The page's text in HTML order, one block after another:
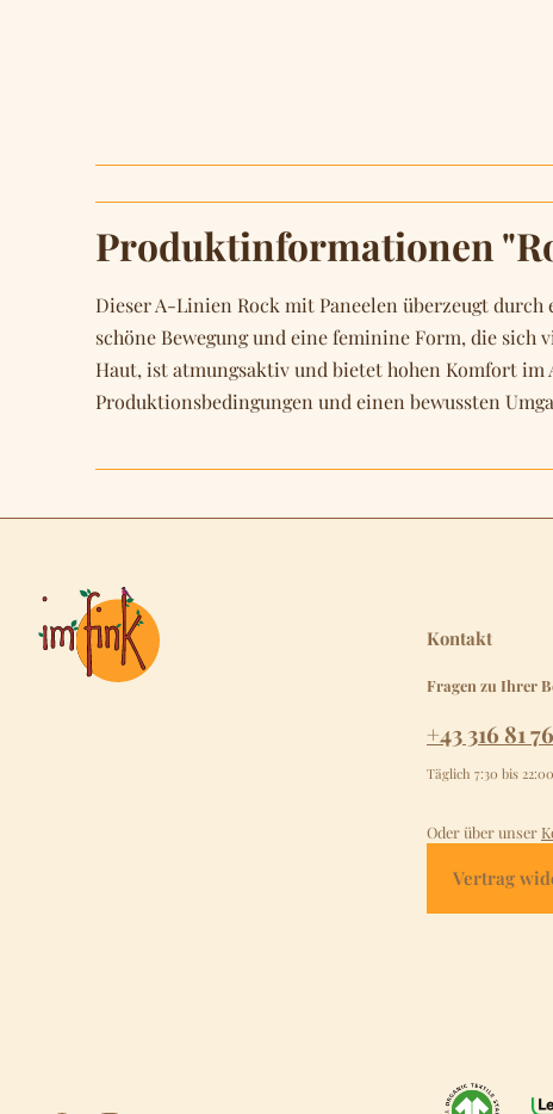
Produktinformationen
Dieser A-Linien Rock mit Paneelen überzeugt
schöne Bewegung und eine feminine Form, die
Haut, ist atmungsaktiv und bietet hohen Komfort im
Produktionsbedingungen und einen bewussten
Kontakt
Fragen zu Ihrer
+43 316 81
Täglich 7:30 bis
Oder über unser
Vertrag